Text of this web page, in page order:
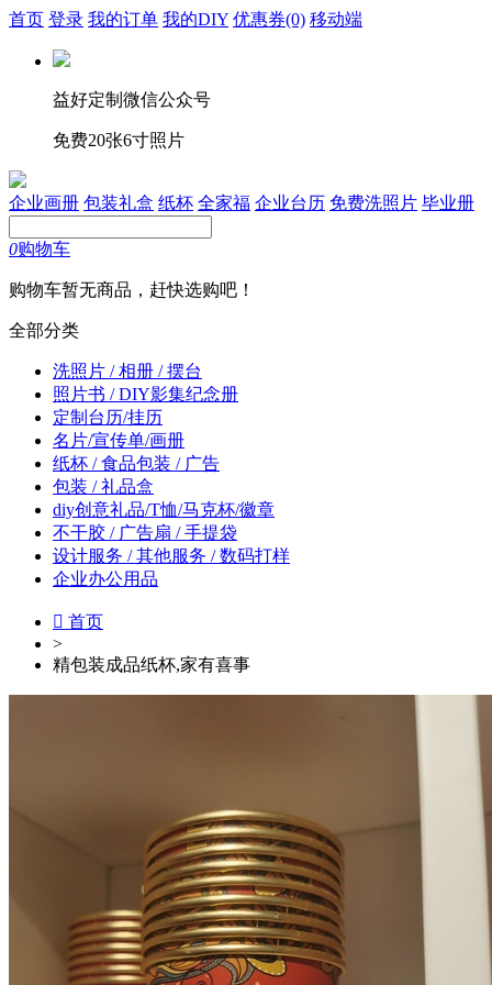
首页 登录 我的订单 我的DIY 优惠券(0) 移动端
益好定制微信公众号
免费20张6寸照片
企业画册 包装礼盒 纸杯 全家福 企业台历 免费洗照片 毕业册
0购物车
购物车暂无商品，赶快选购吧！
全部分类
洗照片 / 相册 / 摆台
照片书 / DIY影集纪念册
定制台历/挂历
名片/宣传单/画册
纸杯 / 食品包装 / 广告
包装 / 礼品盒
diy创意礼品/T恤/马克杯/徽章
不干胶 / 广告扇 / 手提袋
设计服务 / 其他服务 / 数码打样
企业办公用品
 首页
>
精包装成品纸杯,家有喜事